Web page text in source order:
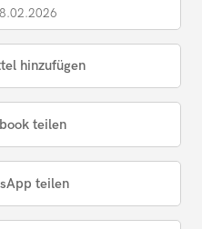
hinzufügen
teilen
teilen